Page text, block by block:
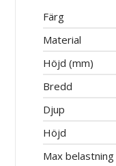
Färg
Material
Höjd (mm)
Bredd
Djup
Höjd
Max belastning